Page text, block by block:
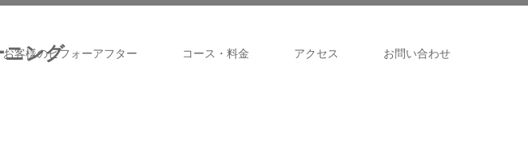
ニング
お客様のビフォーアフター コース・料金 アクセス お問い合わせ